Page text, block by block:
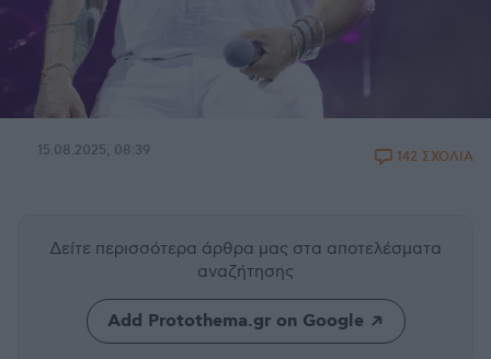
15.08.2025, 08:39 142 ΣΧΟΛΙΑ
Δείτε περισσότερα άρθρα μας στα αποτελέσματα
αναζήτησης
Add Protothema.gr on Google